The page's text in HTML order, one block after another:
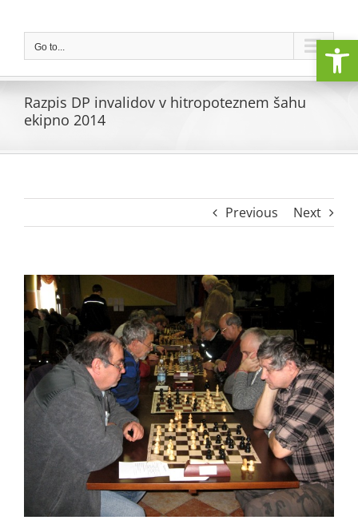
contentGo to...
Razpis DP invalidov v hitropoteznem šahu
ekipno 2014
Previous Next
View
Larger
Image